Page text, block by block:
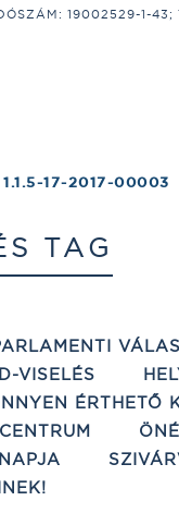
19002529-1-43;
1.1.5-17-2017-00003
TAG
VISELÉS
ÉRTHETŐ